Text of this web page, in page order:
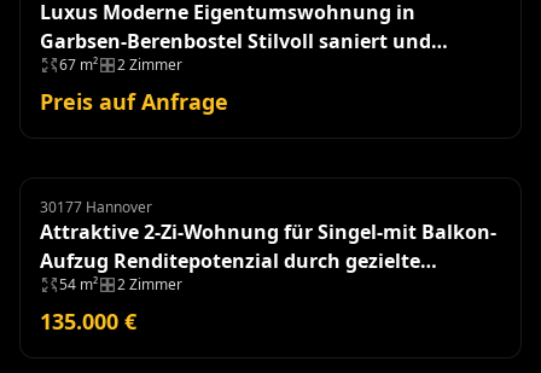
Luxus Moderne Eigentumswohnung in
Garbsen-Berenbostel Stilvoll saniert und
einzugsbereit!
67 m² 2 Zimmer
Preis auf Anfrage
Eigentumswohnung
30177 Hannover
Attraktive 2-Zi-Wohnung für Singel-mit Balkon-
Aufzug Renditepotenzial durch gezielte
Modernisierung
54 m² 2 Zimmer
135.000 €